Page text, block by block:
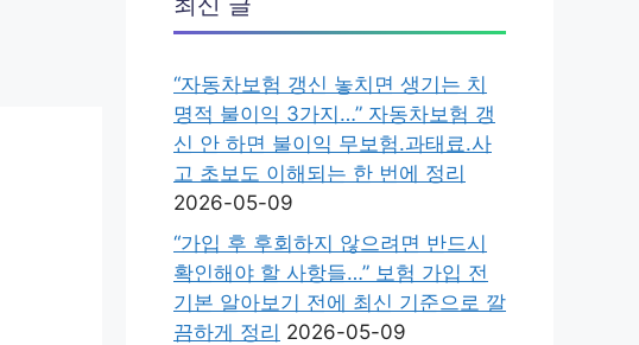
“자동차보험 갱신 놓치면 생기는 치
명적 불이익 3가지…” 자동차보험 갱
신 안 하면 불이익 무보험.과태료.사
고 초보도 이해되는 한 번에 정리
2026-05-09
“가입 후 후회하지 않으려면 반드시
확인해야 할 사항들…” 보험 가입 전
기본 알아보기 전에 최신 기준으로 깔
끔하게 정리 2026-05-09